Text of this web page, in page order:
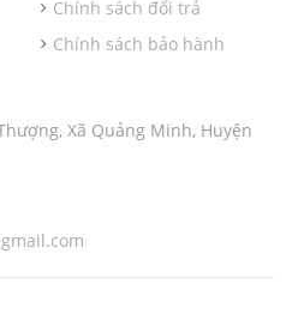
Chính sách đổi trả
Chính sách bảo hành
Xã Quảng Minh, Huyện